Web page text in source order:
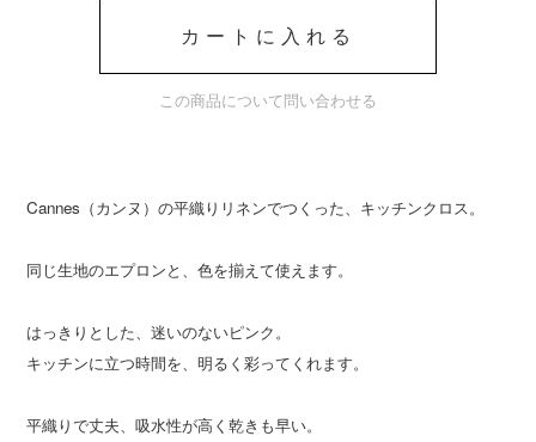
カートに入れる
この商品について問い合わせる
Cannes（カンヌ）の平織りリネンでつくった、キッチンクロス。
同じ生地のエプロンと、色を揃えて使えます。
はっきりとした、迷いのないピンク。
キッチンに立つ時間を、明るく彩ってくれます。
平織りで丈夫、吸水性が高く乾きも早い。